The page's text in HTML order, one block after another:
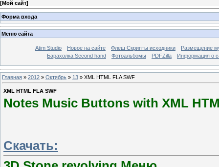
[Мой сайт]
Форма входа
Меню сайта
Atim Studio Новое на сайте Флеш Скрипты исходники
Размещение
Барахолка Second hand
Фотоальбомы PDFZilla Информация о
Главная » 2012 » Октябрь » 13 » XML HTML FLA SWF
XML HTML FLA SWF
Notes Music Buttons with XML
Скачать: